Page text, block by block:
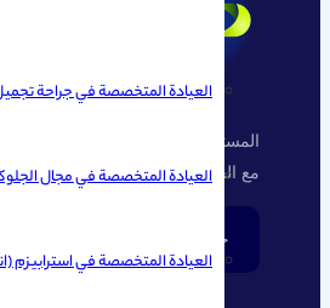
العيادة المتخصصة في جراحة
العيادة المتخصصة في مجال
العيادة المتخصصة في استرابيزم
المستشفي الإخصائيه العيون
مع الجوده العاليه و الاجهزه الحديثه
جريدة الأفتاب